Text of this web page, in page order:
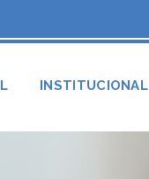
INSTITUCIONAL